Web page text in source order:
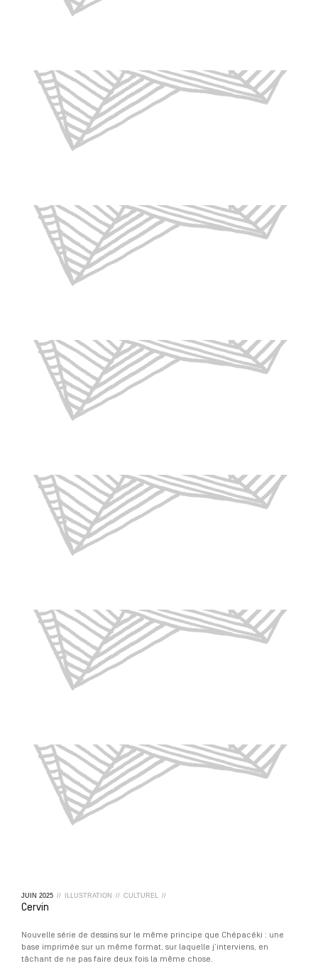
JUIN 2025 // ILLUSTRATION // CULTUREL //
Cervin
Nouvelle série de dessins sur le même principe que Chépacéki : une
base imprimée sur un même format, sur laquelle j’interviens, en
tâchant de ne pas faire deux fois la même chose.